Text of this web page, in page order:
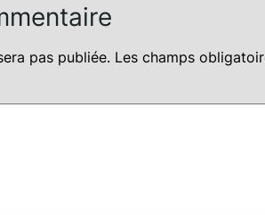
pas publiée. Les champs